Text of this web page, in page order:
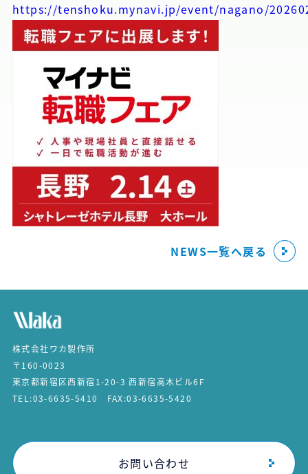
https://tenshoku.mynavi.jp/event/nagano/
NEWS一覧へ戻る
株式会社ワカ製作所
〒160-0023
東京都新宿区西新宿1-20-3 西新宿高木ビル6F
TEL:03-6635-5410 FAX:03-6635-5420
お問い合わせ